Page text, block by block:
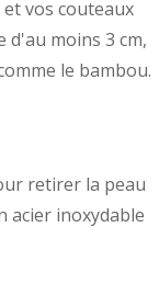
vos couteaux
d'au moins 3 cm,
le bambou.
retirer la peau
acier inoxydable